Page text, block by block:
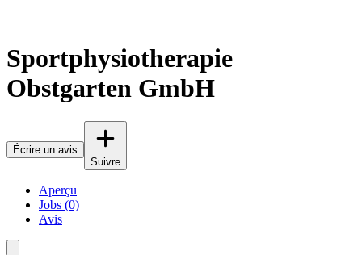
Sportphysiotherapie
Obstgarten GmbH
Écrire un avis
Suivre
Aperçu
Jobs (0)
Avis